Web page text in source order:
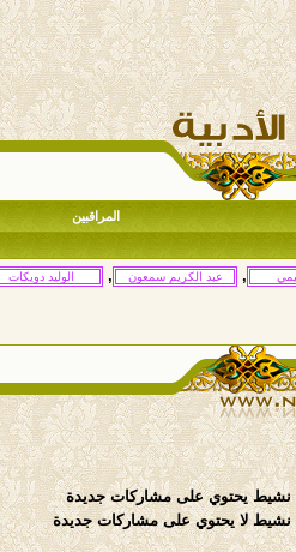
المراقبين
,
,
يحتوي على مشاركات جديدة
لا يحتوي على مشاركات جديدة